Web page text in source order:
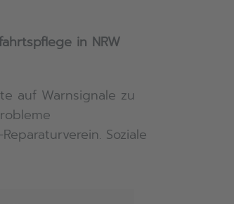
in NRW
auf Warnsignale zu
Soziale